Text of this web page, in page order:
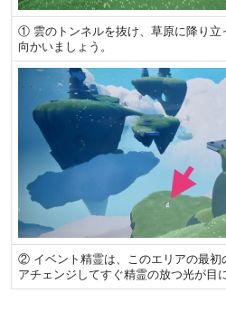
① 雲のトンネルを抜け、草原に降り立
向かいましょう。
② イベント精霊は、このエリアの最初
アチェンジしてすぐ精霊の放つ光が目